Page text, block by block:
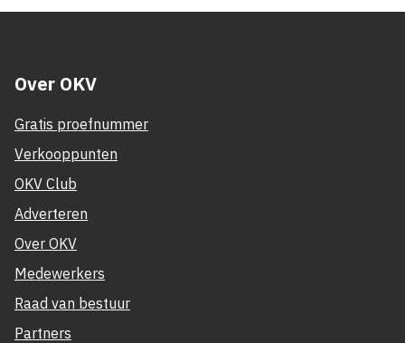
Over OKV
Gratis proefnummer
Verkooppunten
OKV Club
Adverteren
Over OKV
Medewerkers
Raad van bestuur
Partners